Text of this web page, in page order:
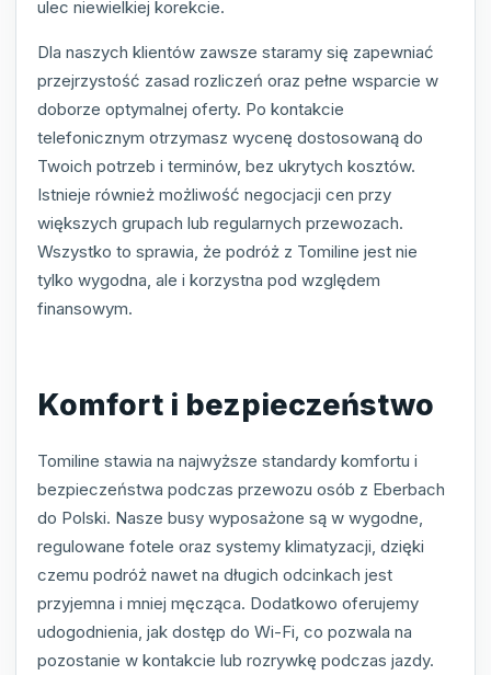
ulec niewielkiej korekcie.
Dla naszych klientów zawsze staramy się zapewniać
przejrzystość zasad rozliczeń oraz pełne wsparcie w
doborze optymalnej oferty. Po kontakcie
telefonicznym otrzymasz wycenę dostosowaną do
Twoich potrzeb i terminów, bez ukrytych kosztów.
Istnieje również możliwość negocjacji cen przy
większych grupach lub regularnych przewozach.
Wszystko to sprawia, że podróż z Tomiline jest nie
tylko wygodna, ale i korzystna pod względem
finansowym.
Komfort i bezpieczeństwo
Tomiline stawia na najwyższe standardy komfortu i
bezpieczeństwa podczas przewozu osób z Eberbach
do Polski. Nasze busy wyposażone są w wygodne,
regulowane fotele oraz systemy klimatyzacji, dzięki
czemu podróż nawet na długich odcinkach jest
przyjemna i mniej męcząca. Dodatkowo oferujemy
udogodnienia, jak dostęp do Wi-Fi, co pozwala na
pozostanie w kontakcie lub rozrywkę podczas jazdy.